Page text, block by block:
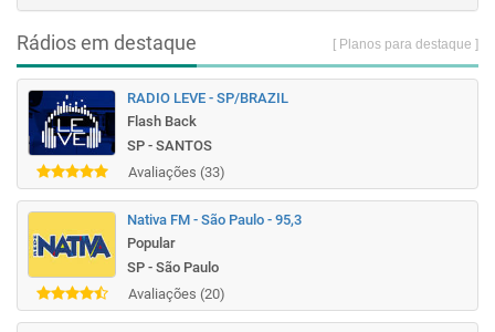
Rádios em destaque [ Planos para destaque ]
RADIO LEVE - SP/BRAZIL
Flash Back
SP - SANTOS
Avaliações (33)
Nativa FM - São Paulo - 95,3
Popular
SP - São Paulo
Avaliações (20)